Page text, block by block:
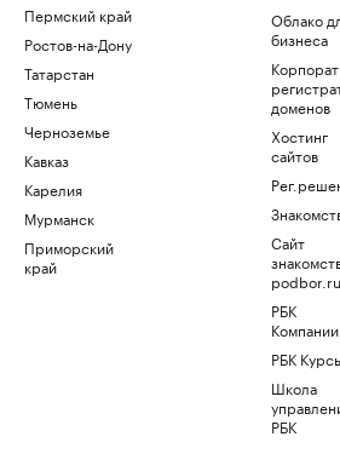
Пермский край
Ростов-на-Дону
Татарстан
Тюмень
Черноземье
Кавказ
Карелия
Мурманск
Приморский
край
Облако
бизнеса
доменов
Хостинг
сайтов
Сайт
podbor.ru
РБК
Компании
РБК
Школа
РБК